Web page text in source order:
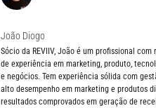
João Diogo
Sócio da REVIIV, João é um profissional com
de experiência em marketing, produto,
e negócios. Tem experiência sólida com
alto desempenho em marketing e produtos
resultados comprovados em geração de